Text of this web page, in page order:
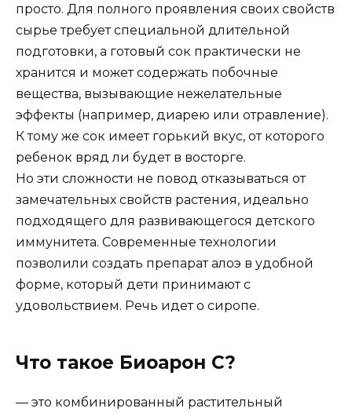
просто. Для полного проявления своих свойств
сырье требует специальной длительной
подготовки, а готовый сок практически не
хранится и может содержать побочные
вещества, вызывающие нежелательные
эффекты (например, диарею или отравление).
К тому же сок имеет горький вкус, от которого
ребенок вряд ли будет в восторге.
Но эти сложности не повод отказываться от
замечательных свойств растения, идеально
подходящего для развивающегося детского
иммунитета. Современные технологии
позволили создать препарат алоэ в удобной
форме, который дети принимают с
удовольствием. Речь идет о сиропе.
Что такое Биоарон С?
— это комбинированный растительный